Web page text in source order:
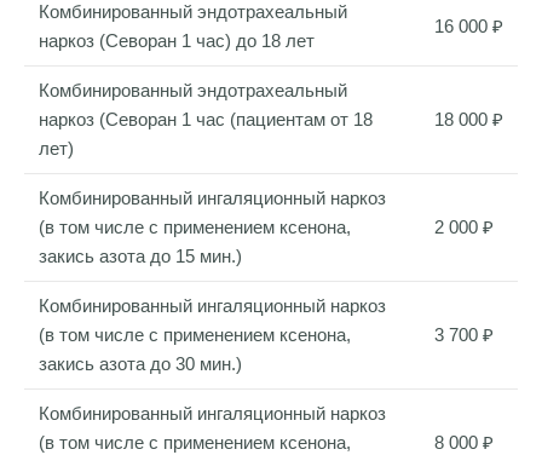
Комбинированный эндотрахеальный
наркоз (Севоран 1 час) до 18 лет
16 000 ₽
Комбинированный эндотрахеальный
наркоз (Севоран 1 час (пациентам от 18
лет)
18 000 ₽
Комбинированный ингаляционный наркоз
(в том числе с применением ксенона,
закись азота до 15 мин.)
2 000 ₽
Комбинированный ингаляционный наркоз
(в том числе с применением ксенона,
закись азота до 30 мин.)
3 700 ₽
Комбинированный ингаляционный наркоз
(в том числе с применением ксенона,
8 000 ₽